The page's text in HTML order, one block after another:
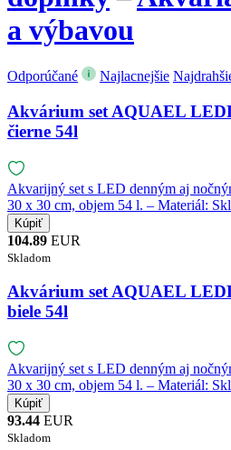
a výbavou
Odporúčané Najlacnejšie
Akvárium set AQUAEL
čierne 54l
Akvarijný set s LED denným aj
30 x 30 cm, objem 54 l. – Materiál:
104.89 EUR
Skladom
Akvárium set AQUAEL
biele 54l
Akvarijný set s LED denným aj
30 x 30 cm, objem 54 l. – Materiál:
93.44 EUR
Skladom